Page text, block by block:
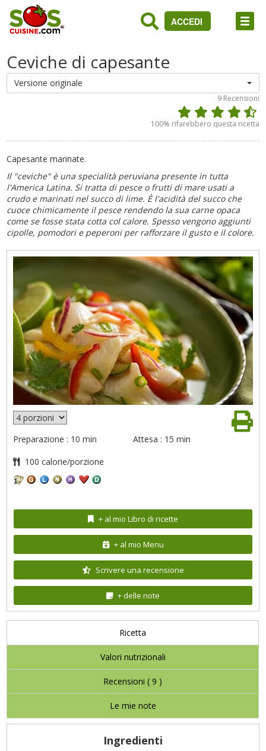
ACCEDI
Ceviche di capesante
Versione originale
9 Recensioni
100% rifarebbero questa ricetta
Capesante marinate.
Il "ceviche" è una specialità peruviana presente in tutta
l'America Latina. Si tratta di pesce o frutti di mare usati a
crudo e marinati nel succo di lime. È l'acidità del succo che
cuoce chimicamente il pesce rendendo la sua carne opaca
come se fosse stata cotta col calore. Spesso vengono aggiunti
cipolle, pomodori e peperoni per rafforzare il gusto e il colore.
Preparazione : 10 min Attesa : 15 min
100 calorie/porzione
+ al mio Libro di ricette
+ al mio Menu
Scrivere una recensione
+ delle note
Ricetta
Valori nutrizionali
Recensioni (9 )
Le mie note
Ingredienti